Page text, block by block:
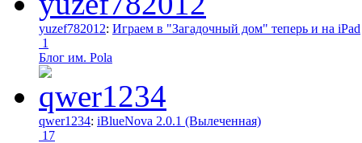
yuzef782012: Играем в "Загадочный дом" теперь и на iPad
1
Блог им. Pola
qwer1234: iBlueNova 2.0.1 (Вылеченная)
17